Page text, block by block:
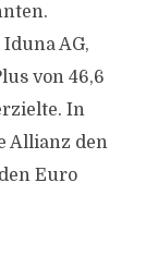
AG,
von 46,6
In
Allianz den
Euro